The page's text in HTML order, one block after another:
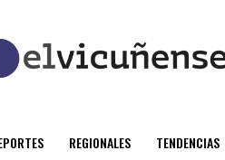
REGIONALES TENDENCIAS